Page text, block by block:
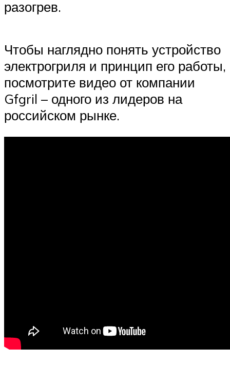
разогрев.
Чтобы наглядно понять устройство
электрогриля и принцип его работы,
посмотрите видео от компании
Gfgril – одного из лидеров на
российском рынке.